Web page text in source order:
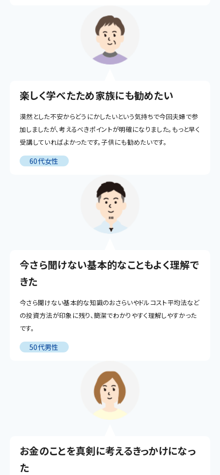
楽しく学べたため家族にも勧めたい
漠然とした不安からどうにかしたいという気持ちで今回夫婦で参
加しましたが、考えるべきポイントが明確になりました。もっと早く
受講していればよかったです。子供にも勧めたいです。
60代女性
今さら聞けない基本的なこともよく理解で
きた
今さら聞けない基本的な知識のおさらいやドルコスト平均法など
の投資方法が印象に残り、簡潔でわかりやすく理解しやすかった
です。
50代男性
お金のことを真剣に考えるきっかけになっ
た